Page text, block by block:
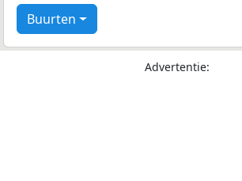
Buurten
Advertentie: